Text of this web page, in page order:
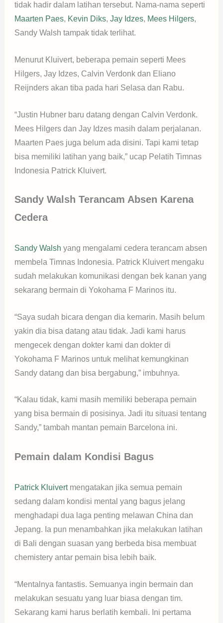
tidak hadir dalam latihan tersebut. Nama-nama seperti
Maarten Paes, Kevin Diks, Jay Idzes, Mees Hilgers,
Sandy Walsh tampak tidak terlihat.
Menurut Kluivert, beberapa pemain seperti Mees
Hilgers, Jay Idzes, Calvin Verdonk dan Eliano
Reijnders akan tiba pada hari Selasa dan Rabu.
“Justin Hubner baru datang dengan Calvin Verdonk.
Mees Hilgers dan Jay Idzes masih dalam perjalanan.
Maarten Paes juga belum ada disini. Tapi kami tetap
bisa memiliki latihan yang baik,” ucap Pelatih Timnas
Indonesia Patrick Kluivert.
Sandy Walsh Terancam Absen Karena
Cedera
Sandy Walsh yang mengalami cedera terancam absen
membela Timnas Indonesia. Patrick Kluivert mengaku
sudah melakukan komunikasi dengan bek kanan yang
sekarang bermain di Yokohama F Marinos itu.
“Saya sudah bicara dengan dia kemarin. Masih belum
yakin dia bisa datang atau tidak. Jadi kami harus
mengecek dengan dokter kami dan dokter di
Yokohama F Marinos untuk melihat kemungkinan
Sandy datang dan bisa bergabung,” imbuhnya.
“Kalau tidak, kami masih memiliki beberapa pemain
yang bisa bermain di posisinya. Jadi itu situasi tentang
Sandy,” tambah mantan pemain Barcelona ini.
Pemain dalam Kondisi Bagus
Patrick Kluivertmengatakan jika semua pemain
sedang dalam kondisi mental yang bagus jelang
menghadapi dua laga penting melawan China dan
Jepang. Ia pun menambahkan jika melakukan latihan
di Bali dengan suasan yang berbeda bisa membuat
chemistery antar pemain bisa lebih baik.
“Mentalnya fantastis. Semuanya ingin bermain dan
melakukan sesuatu yang luar biasa dengan tim.
Sekarang kami harus berlatih kembali. Ini pertama